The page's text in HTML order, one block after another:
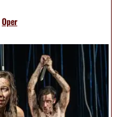
Oper